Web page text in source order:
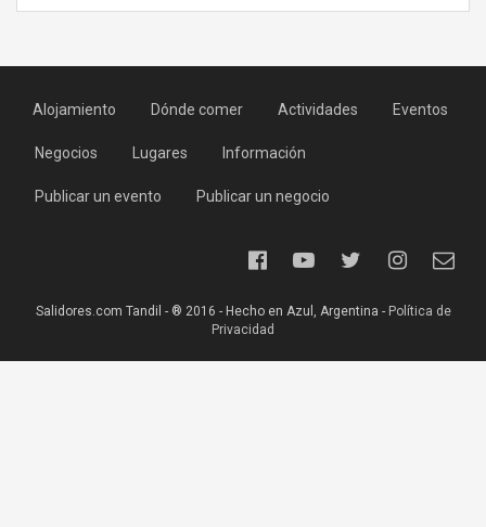
Alojamiento Dónde comer Actividades Eventos
Negocios Lugares Información
Publicar un evento Publicar un negocio
Salidores.com Tandil - ® 2016 - Hecho en Azul, Argentina - Política de
Privacidad